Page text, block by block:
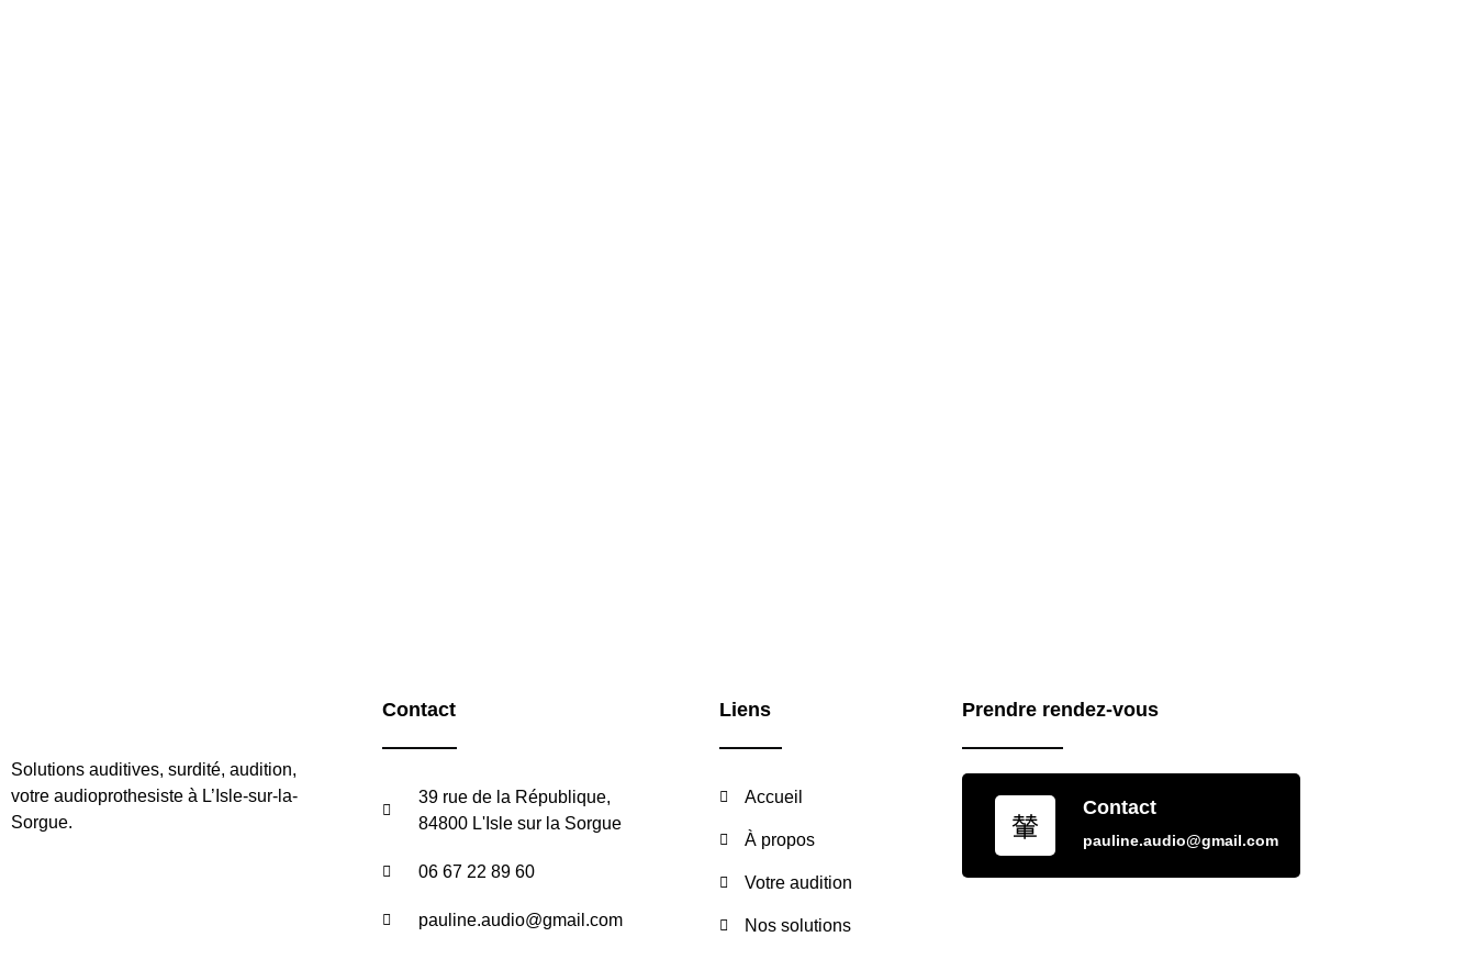
Solutions auditives, surdité, audition,
votre audioprothesiste à L’Isle-sur-la-
Sorgue.
Contact
39 rue de la République,
84800 L'Isle sur la Sorgue
06 67 22 89 60
pauline.audio@gmail.com
Liens
Accueil
À propos
Votre audition
Nos solutions
Prendre rendez-vous
Contact
pauline.audio@gmail.com